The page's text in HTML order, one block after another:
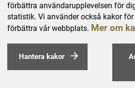
förbättra användarupplevelsen för
statistik. Vi använder också kakor
förbättra vår webbplats. Mer om
Hantera kakor
Behandling av personuppgifter